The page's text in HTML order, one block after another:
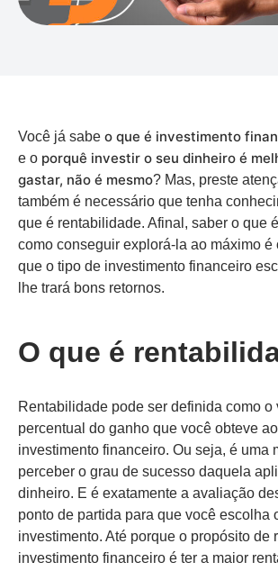
Você já sabe o que é investimento
e o porquê investir o seu dinheiro é
gastar, não é mesmo? Mas, preste
também é necessário que tenha
que é rentabilidade. Afinal, saber o que
como conseguir explorá-la ao máximo é
que o tipo de investimento financeiro
lhe trará bons retornos.
O que é
Rentabilidade pode ser definida como o
percentual do ganho que você obteve
investimento financeiro. Ou seja, é uma
perceber o grau de sucesso daquela
dinheiro. E é exatamente a avaliação
ponto de partida para que você escolha
investimento. Até porque o propósito de
investimento financeiro é ter a maior